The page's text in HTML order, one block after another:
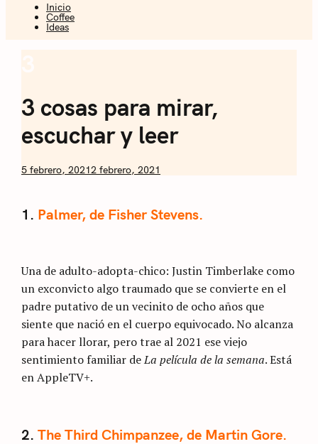
Café
Coffee + Ideas
Inicio
Coffee
Ideas
3 cosas para mirar,
escuchar y leer
by
5 febrero, 20212 febrero, 2021
1. Palmer, de Fisher Stevens.
Una de adulto-adopta-chico: Justin Timberlake como
un exconvicto algo traumado que se convierte en el
padre putativo de un vecinito de ocho años que
siente que nació en el cuerpo equivocado. No alcanza
para hacer llorar, pero trae al 2021 ese viejo
sentimiento familiar deLa película de la semana. Está
en AppleTV+.
2. The Third Chimpanzee, de Martin Gore.